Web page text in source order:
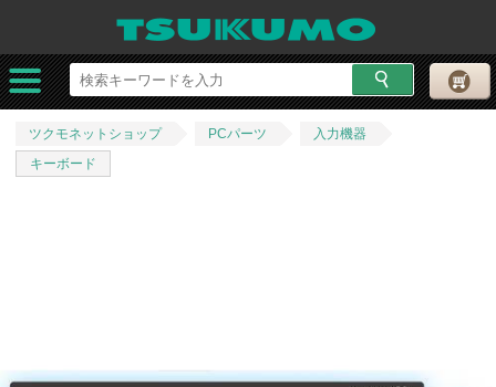
ツクモネットショップ PCパーツ
入力機器
キーボード